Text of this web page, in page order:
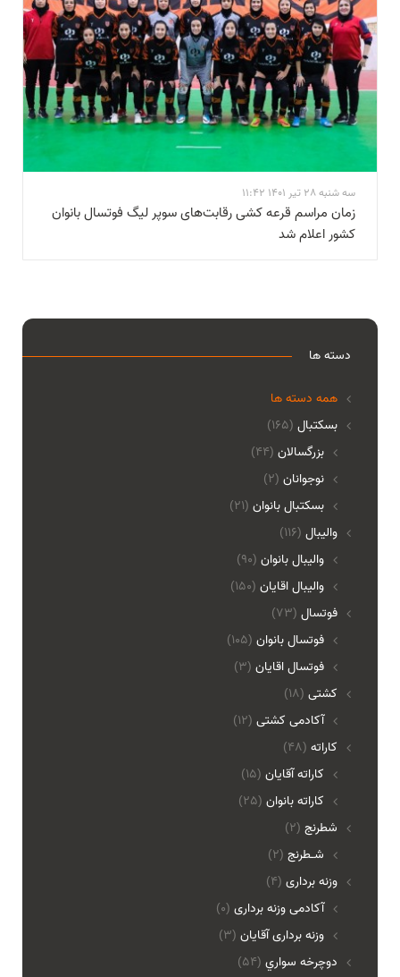
سه شنبه 28 تیر 1401 11:42
زمان مراسم قرعه کشی رقابت‌های سوپر لیگ فوتسال بانوان
کشور اعلام شد
دسته ها
همه دسته ها
(165) بسکتبال
بزرگسالان (44)
نوجوانان (2)
بسکتبال بانوان (21)
(116) والیبال
واليبال بانوان (90)
واليبال اقايان (150)
(73) فوتسال
فوتسال بانوان (105)
فوتسال اقايان (3)
(18) کشتی
آکادمی کشتی (12)
(48) کاراته
کاراته آقایان (15)
کاراته بانوان (25)
(2) شطرنج
شـطرنج (2)
(4) وزنه برداری
آکادمی وزنه برداری (0)
وزنه برداری آقایان (3)
(54) دوچرخه سواري